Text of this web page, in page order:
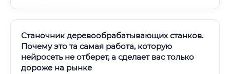
Станочник деревообрабатывающих станков.
Почему это та самая работа, которую
нейросеть не отберет, а сделает вас только
дороже на рынке